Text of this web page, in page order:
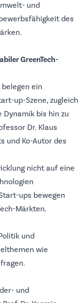
und
des
GreenTech-
ein
up-Szene, zugleich
Dynamik bis hin zu
Dr. Klaus
und Ko-Autor des
nicht auf eine
ups bewegen
Märkten.
und
wie
und